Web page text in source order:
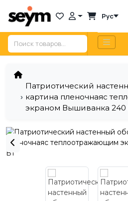
Рус
Патриотический
картина пленочнаяс
экраном Вышиванка 240